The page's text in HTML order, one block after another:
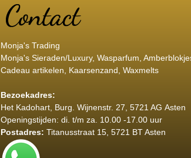
Monja's Trading
Monja's Sieraden/Luxury, Wasparfum,
Cadeau artikelen, Kaarsenzand, Waxmelts
Bezoekadres:
Het Kadohart, Burg. Wijnenstr. 27, 5721 AG Asten
Openingstijden: di. t/m za. 10.00 -17.00 uur
Postadres: Titanusstraat 15, 5721 BT Asten